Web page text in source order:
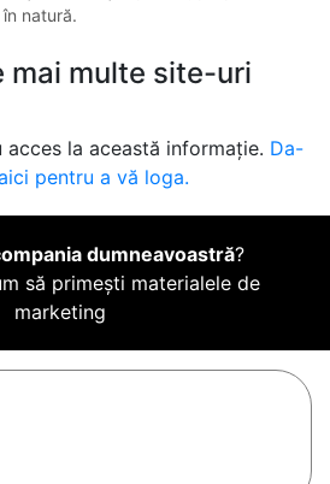
natură.
mai multe site-uri
la această informație. Da-
pentru a vă loga.
dumneavoastră?
să primești materialele de
marketing